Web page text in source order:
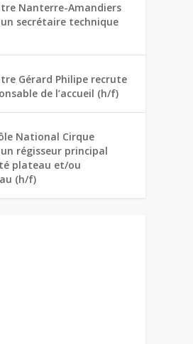
Nanterre-Amandiers
secrétaire technique
Gérard Philipe recrute
de l’accueil (h/f)
National Cirque
régisseur principal
plateau et/ou
(h/f)